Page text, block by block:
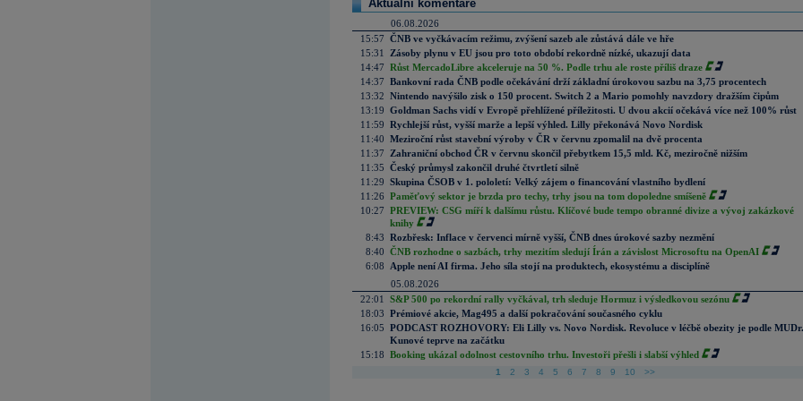
Aktuální komentáře
06.08.2026
15:57 ČNB ve vyčkávacím režimu, zvýšení sazeb ale zůstává dále ve hře
15:31
Zásoby plynu v EU jsou pro toto období rekordně nízké, ukazují data
14:47 Růst MercadoLibre akceleruje na 50 %. Podle trhu ale roste příliš draze
14:37 Bankovní rada ČNB podle očekávání drží základní úrokovou sazbu na 3,75 procentech
13:32 Nintendo navýšilo zisk o 150 procent. Switch 2 a Mario pomohly navzdory dražším čipům
13:19 Goldman Sachs vidí v Evropě přehlížené příležitosti. U dvou akcií očekává více než 100% růst
11:59 Rychlejší růst, vyšší marže a lepší výhled. Lilly překonává Novo Nordisk
11:40 Meziroční růst stavební výroby v ČR v červnu zpomalil na dvě procenta
11:37
Zahraniční obchod ČR v červnu skončil přebytkem 15,5 mld. Kč, meziročně nižším
11:35 Český průmysl zakončil druhé čtvrtletí silně
11:29 Skupina ČSOB v 1. pololetí: Velký zájem o financování vlastního bydlení
11:26 Paměťový sektor je brzda pro techy, trhy jsou na tom dopoledne smíšeně
10:27 PREVIEW: CSG míří k dalšímu růstu. Klíčové bude tempo obranné divize a vývoj zakázkové
knihy
8:43 Rozbřesk: Inflace v červenci mírně vyšší, ČNB dnes úrokové sazby nezmění
8:40 ČNB rozhodne o sazbách, trhy mezitím sledují Írán a závislost Microsoftu na OpenAI
6:08
Apple není AI firma. Jeho síla stojí na produktech, ekosystému a disciplíně
05.08.2026
22:01
S&P 500 po rekordní rally vyčkával, trh sleduje Hormuz i výsledkovou sezónu
18:03 Prémiové akcie, Mag495 a další pokračování současného cyklu
16:05 PODCAST ROZHOVORY: Eli Lilly vs. Novo Nordisk. Revoluce v léčbě obezity je podle MUDr.
Kunové teprve na začátku
15:18 Booking ukázal odolnost cestovního trhu. Investoři přešli i slabší výhled
1 2 3 4 5 6 7 8 9 10 >>